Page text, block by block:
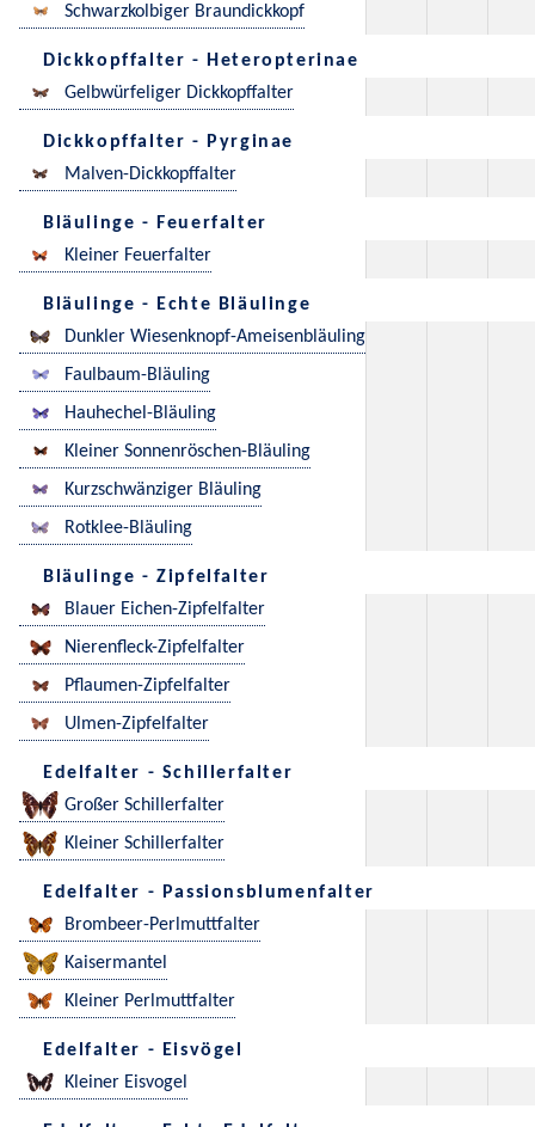
Schwarzkolbiger Braundickkopf
Dickkopffalter - Heteropterinae
Gelbwürfeliger Dickkopffalter
Dickkopffalter - Pyrginae
Malven-Dickkopffalter
Bläulinge - Feuerfalter
Kleiner Feuerfalter
Bläulinge - Echte Bläulinge
Dunkler Wiesenknopf-Ameisenbläuling
Faulbaum-Bläuling
Hauhechel-Bläuling
Kleiner Sonnenröschen-Bläuling
Kurzschwänziger Bläuling
Rotklee-Bläuling
Bläulinge - Zipfelfalter
Blauer Eichen-Zipfelfalter
Nierenfleck-Zipfelfalter
Pflaumen-Zipfelfalter
Ulmen-Zipfelfalter
Edelfalter - Schillerfalter
Großer Schillerfalter
Kleiner Schillerfalter
Edelfalter - Passionsblumenfalter
Brombeer-Perlmuttfalter
Kaisermantel
Kleiner Perlmuttfalter
Edelfalter - Eisvögel
Kleiner Eisvogel